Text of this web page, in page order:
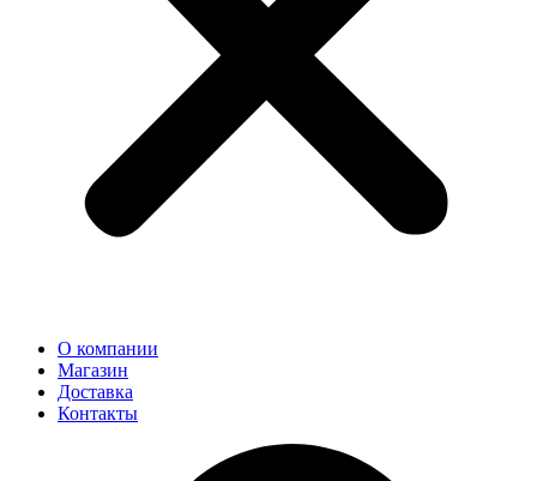
О компании
Магазин
Доставка
Контакты